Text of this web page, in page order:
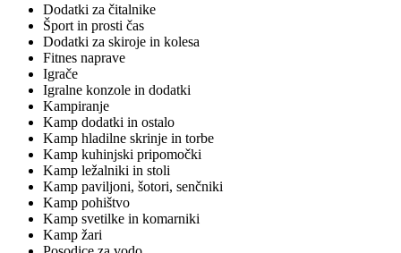
Dodatki za čitalnike
Šport in prosti čas
Dodatki za skiroje in kolesa
Fitnes naprave
Igrače
Igralne konzole in dodatki
Kampiranje
Kamp dodatki in ostalo
Kamp hladilne skrinje in torbe
Kamp kuhinjski pripomočki
Kamp ležalniki in stoli
Kamp paviljoni, šotori, senčniki
Kamp pohištvo
Kamp svetilke in komarniki
Kamp žari